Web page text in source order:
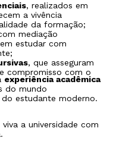
, realizados em
a vivência
da formação;
mediação
estudar com
, que asseguram
compromisso com o
experiência acadêmica
do mundo
estudante moderno.
a universidade com